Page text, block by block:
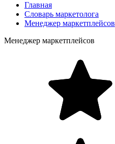
Главная
Словарь маркетолога
Менеджер маркетплейсов
Менеджер маркетплейсов